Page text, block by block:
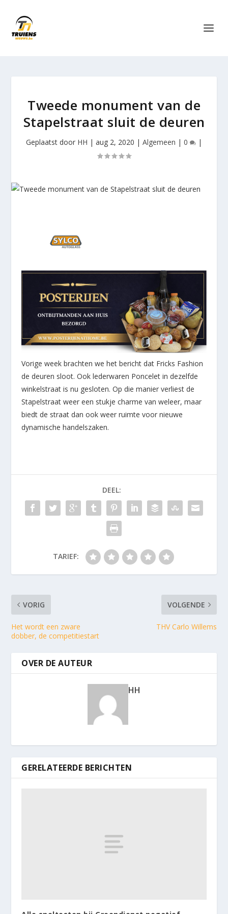
Tweede monument van de
Stapelstraat sluit de deuren
Geplaatst door HH | aug 2, 2020 | Algemeen | 0 |
Vorige week brachten we het bericht dat Fricks Fashion
de deuren sloot. Ook lederwaren Poncelet in dezelfde
winkelstraat is nu gesloten. Op die manier verliest de
Stapelstraat weer een stukje charme van weleer, maar
biedt de straat dan ook weer ruimte voor nieuwe
dynamische handelszaken.
DEEL:
TARIEF:
VORIG
Het wordt een zware
dobber, de competitiestart
VOLGENDE
THV Carlo Willems
OVER DE AUTEUR
HH
GERELATEERDE BERICHTEN